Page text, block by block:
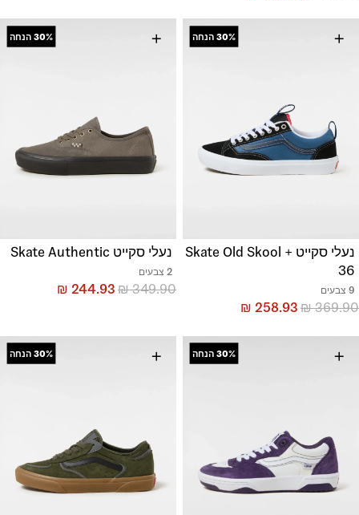
+
30% הנחה
נעלי סקייט + Skate Old Skool
36
9 צבעים
₪369.90
₪ 258.93
+
30% הנחה
נעלי סקייט Skate Authentic
2 צבעים
₪349.90
₪ 244.93
+
30% הנחה +
30% הנחה